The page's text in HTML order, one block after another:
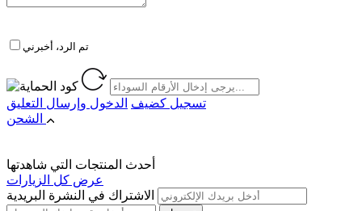
تم الرد، أخبرني
تسجيل كضيف الدخول وإرسال التعليق
أحدث المنتجات التي شاهدتها
عرض كل الزيارات
الاشتراك في النشرة البريدية